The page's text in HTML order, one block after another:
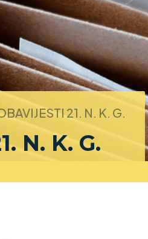
21. N. K. G.
N. K. G.